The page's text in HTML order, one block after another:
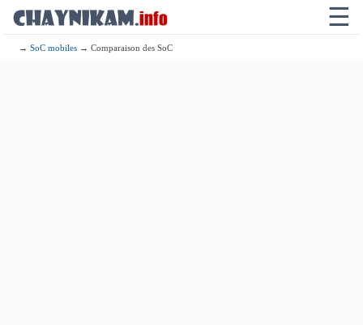
☰
→SoC mobiles → Comparaison des SoC